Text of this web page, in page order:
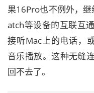
果16Pro也不例外，
atch等设备的互联互
接听Mac上的电话，
音乐播放。这种无缝
回不去了。